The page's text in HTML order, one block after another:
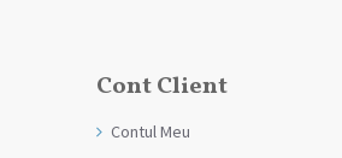
Cont Client
Contul Meu